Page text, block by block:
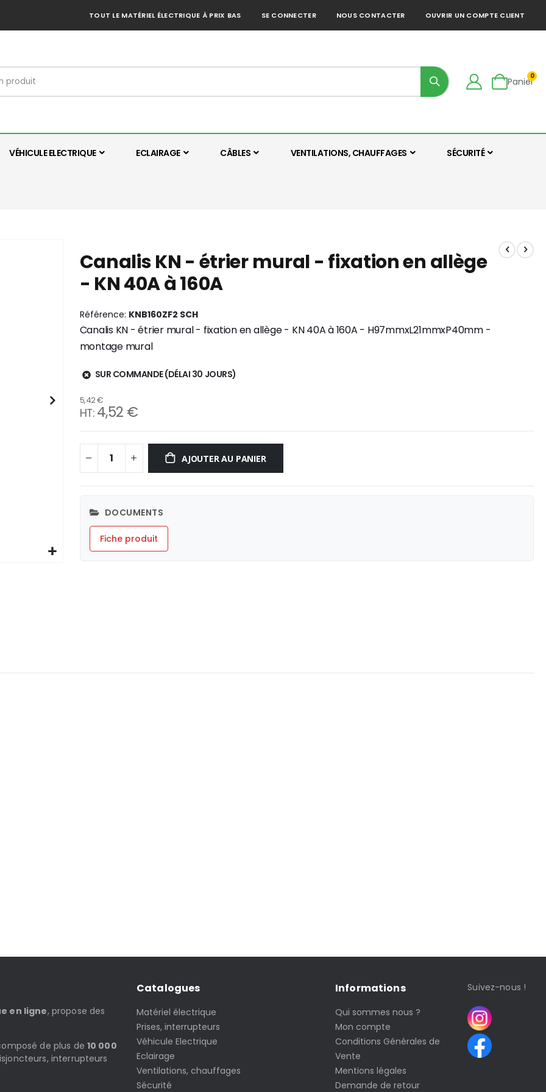
TOUT LE MATÉRIEL ÉLECTRIQUE À PRIX BAS SE CONNECTER NOUS CONTACTER OUVRIR UN COMPTE CLIENT
Panier
0
VÉHICULE ELECTRIQUE ECLAIRAGE CÂBLES VENTILATIONS, CHAUFFAGES SÉCURITÉ
Canalis KN - étrier mural - fixation en allège
- KN 40A à 160A
Référence KNB160ZF2 SCH
Canalis KN - étrier mural - fixation en allège - KN 40A à 160A - H97mmxL21mmxP40mm -
montage mural
SUR COMMANDE (DÉLAI 30 JOURS)
5,42 €
4,52 €
AJOUTER AU PANIER
DOCUMENTS
Fiche produit
en ligne, propose des
de plus de 10 000
interrupteurs
Catalogues
Matériel électrique
Prises, interrupteurs
Véhicule Electrique
Eclairage
Ventilations, chauffages
Sécurité
Informations
Qui sommes nous ?
Mon compte
Conditions Générales de
Vente
Mentions légales
Demande de retour
Suivez-nous !